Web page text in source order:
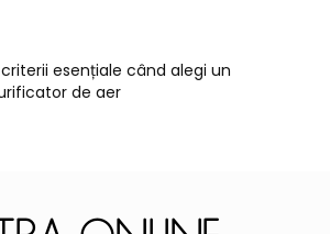
esențiale când alegi un
de aer